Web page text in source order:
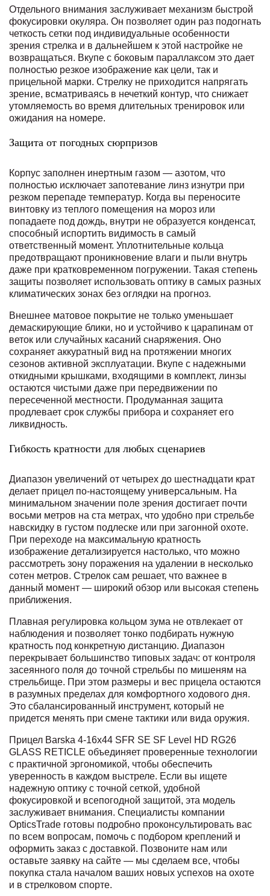
Отдельного внимания заслуживает механизм быстрой
фокусировки окуляра. Он позволяет один раз подогнать
четкость сетки под индивидуальные особенности
зрения стрелка и в дальнейшем к этой настройке не
возвращаться. Вкупе с боковым параллаксом это дает
полностью резкое изображение как цели, так и
прицельной марки. Стрелку не приходится напрягать
зрение, всматриваясь в нечеткий контур, что снижает
утомляемость во время длительных тренировок или
ожидания на номере.
Защита от погодных сюрпризов
Корпус заполнен инертным газом — азотом, что
полностью исключает запотевание линз изнутри при
резком перепаде температур. Когда вы переносите
винтовку из теплого помещения на мороз или
попадаете под дождь, внутри не образуется конденсат,
способный испортить видимость в самый
ответственный момент. Уплотнительные кольца
предотвращают проникновение влаги и пыли внутрь
даже при кратковременном погружении. Такая степень
защиты позволяет использовать оптику в самых разных
климатических зонах без оглядки на прогноз.
Внешнее матовое покрытие не только уменьшает
демаскирующие блики, но и устойчиво к царапинам от
веток или случайных касаний снаряжения. Оно
сохраняет аккуратный вид на протяжении многих
сезонов активной эксплуатации. Вкупе с надежными
откидными крышками, входящими в комплект, линзы
остаются чистыми даже при передвижении по
пересеченной местности. Продуманная защита
продлевает срок службы прибора и сохраняет его
ликвидность.
Гибкость кратности для любых сценариев
Диапазон увеличений от четырех до шестнадцати крат
делает прицел по‑настоящему универсальным. На
минимальном значении поле зрения достигает почти
восьми метров на ста метрах, что удобно при стрельбе
навскидку в густом подлеске или при загонной охоте.
При переходе на максимальную кратность
изображение детализируется настолько, что можно
рассмотреть зону поражения на удалении в несколько
сотен метров. Стрелок сам решает, что важнее в
данный момент — широкий обзор или высокая степень
приближения.
Плавная регулировка кольцом зума не отвлекает от
наблюдения и позволяет тонко подбирать нужную
кратность под конкретную дистанцию. Диапазон
перекрывает большинство типовых задач: от контроля
засеянного поля до точной стрельбы по мишеням на
стрельбище. При этом размеры и вес прицела остаются
в разумных пределах для комфортного ходового дня.
Это сбалансированный инструмент, который не
придется менять при смене тактики или вида оружия.
Прицел Barska 4-16x44 SFR SE SF Level HD RG26
GLASS RETICLE объединяет проверенные технологии
с практичной эргономикой, чтобы обеспечить
уверенность в каждом выстреле. Если вы ищете
надежную оптику с точной сеткой, удобной
фокусировкой и всепогодной защитой, эта модель
заслуживает внимания. Специалисты компании
OpticsTrade готовы подробно проконсультировать вас
по всем вопросам, помочь с подбором креплений и
оформить заказ с доставкой. Позвоните нам или
оставьте заявку на сайте — мы сделаем все, чтобы
покупка стала началом ваших новых успехов на охоте
и в стрелковом спорте.